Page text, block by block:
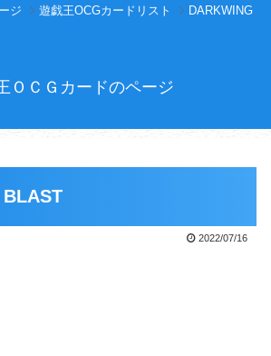
ジ 遊戯王OCGカードリスト
DARKWING
ＯＣＧカードのページ
2022/07/16